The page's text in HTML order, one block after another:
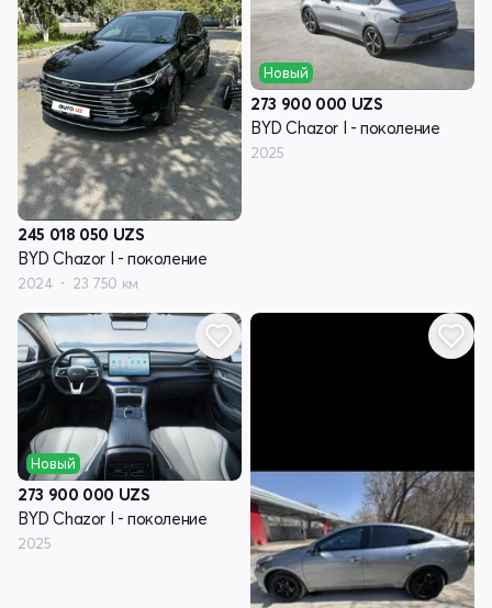
245 018 050 UZS
BYD Chazor I - поколение
2024 23 750 км
Новый
273 900 000 UZS
BYD Chazor I - поколение
2025
Новый
273 900 000 UZS
BYD Chazor I - поколение
2025